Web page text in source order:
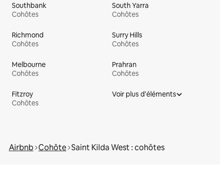
Southbank
Cohôtes
South Yarra
Cohôtes
Richmond
Cohôtes
Surry Hills
Cohôtes
Melbourne
Cohôtes
Prahran
Cohôtes
Fitzroy
Cohôtes
Voir plus d'éléments
Airbnb Cohôte Saint Kilda West : cohôtes